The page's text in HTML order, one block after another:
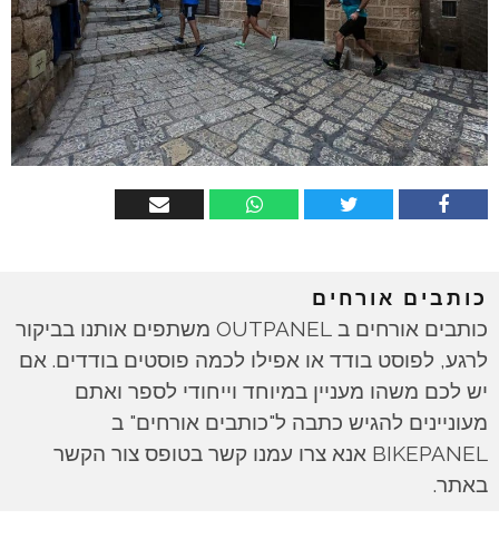
כותבים אורחים
כותבים אורחים ב OUTPANEL משתפים אותנו בביקור
לרגע, לפוסט בודד או אפילו לכמה פוסטים בודדים. אם
יש לכם משהו מעניין במיוחד וייחודי לספר ואתם
מעוניינים להגיש כתבה ל"כותבים אורחים" ב
BIKEPANEL אנא צרו עמנו קשר בטופס צור הקשר
באתר.